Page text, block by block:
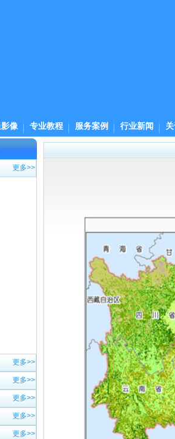
像 专业教程 服务案例 行业新闻
更多>>
更多>>
更多>>
更多>>
更多>>
更多>>